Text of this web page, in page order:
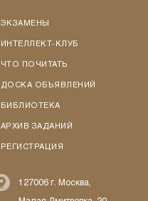
ЭКЗАМЕНЫ
ИНТЕЛЛЕКТ-КЛУБ
ЧТО ПОЧИТАТЬ
ДОСКА ОБЪЯВЛЕНИЙ
БИБЛИОТЕКА
АРХИВ ЗАДАНИЙ
РЕГИСТРАЦИЯ
127006 г. Москва,